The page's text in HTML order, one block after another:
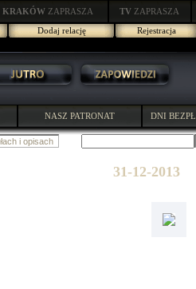
KRAKÓW ZAPRASZA TV ZAPRASZA
Dodaj relację Rejestracja
NASZ PATRONAT DNI
31-12-2013